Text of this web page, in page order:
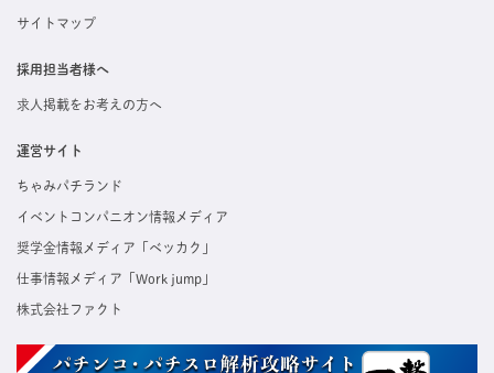
サイトマップ
採用担当者様へ
求人掲載をお考えの方へ
運営サイト
ちゃみパチランド
イベントコンパニオン情報メディア
奨学金情報メディア「ベッカク」
仕事情報メディア「Work jump」
株式会社ファクト